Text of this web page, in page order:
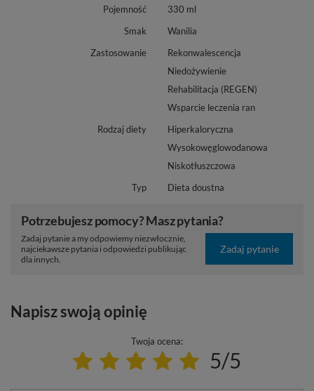
Pojemność
330 ml
Smak
Wanilia
Zastosowanie
Rekonwalescencja
Niedożywienie
Rehabilitacja (REGEN)
Wsparcie leczenia ran
Rodzaj diety
Hiperkaloryczna
Wysokowęglowodanowa
Niskotłuszczowa
Typ
Dieta doustna
Potrzebujesz pomocy? Masz pytania?
Zadaj pytanie a my odpowiemy niezwłocznie,
najciekawsze pytania i odpowiedzi publikując
dla innych.
Zadaj pytanie
Napisz swoją opinię
Twoja ocena:
5/5